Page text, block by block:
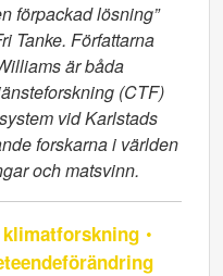
förpackad lösning”
Tanke. Författarna
är båda
(CTF)
vid Karlstads
forskarna i världen
och matsvinn.
klimatforskning